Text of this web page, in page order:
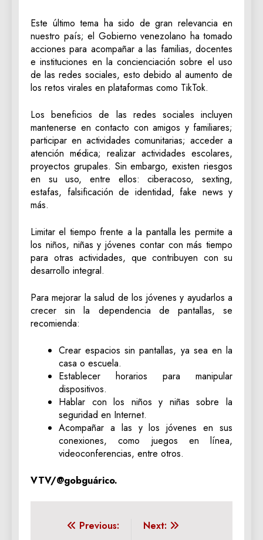
Este último tema ha sido de gran relevancia en
nuestro país; el Gobierno venezolano ha tomado
acciones para acompañar a las familias, docentes
e instituciones en la concienciación sobre el uso
de las redes sociales, esto debido al aumento de
los retos virales en plataformas como TikTok.
Los beneficios de las redes sociales incluyen
mantenerse en contacto con amigos y familiares;
participar en actividades comunitarias; acceder a
atención médica; realizar actividades escolares,
proyectos grupales. Sin embargo, existen riesgos
en su uso, entre ellos: ciberacoso, sexting,
estafas, falsificación de identidad, fake news y
más.
Limitar el tiempo frente a la pantalla les permite a
los niños, niñas y jóvenes contar con más tiempo
para otras actividades, que contribuyen con su
desarrollo integral.
Para mejorar la salud de los jóvenes y ayudarlos a
crecer sin la dependencia de pantallas, se
recomienda:
Crear espacios sin pantallas, ya sea en la
casa o escuela.
Establecer horarios para manipular
dispositivos.
Hablar con los niños y niñas sobre la
seguridad en Internet.
Acompañar a las y los jóvenes en sus
conexiones, como juegos en línea,
videoconferencias, entre otros.
VTV/@gobguárico.
Navegación
Previous:
Next: